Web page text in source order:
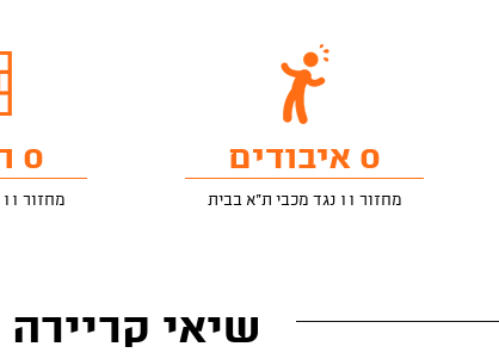
0 איבודים
מחזור 11 נגד מכבי ת"א בבית
0 חסימות
מחזור 11 נגד מכבי ת"א בבית
שיאי קריירה